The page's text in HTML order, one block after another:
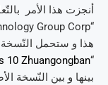
أنجزت هذا الأمر
“China Electronics Technology Group Corp”.
“
10 Zhuangongban
بينها و بين النّسخة